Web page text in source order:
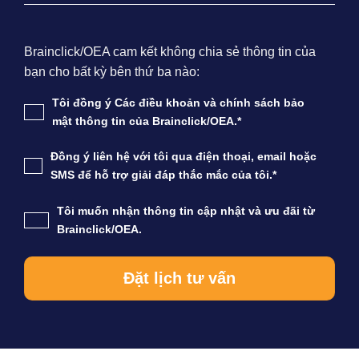
Brainclick/OEA cam kết không chia sẻ thông tin của
bạn cho bất kỳ bên thứ ba nào:
Tôi đồng ý Các điều khoản và chính sách bảo
mật thông tin của Brainclick/OEA.*
Đồng ý liên hệ với tôi qua điện thoại, email hoặc
SMS để hỗ trợ giải đáp thắc mắc của tôi.*
Tôi muốn nhận thông tin cập nhật và ưu đãi từ
Brainclick/OEA.